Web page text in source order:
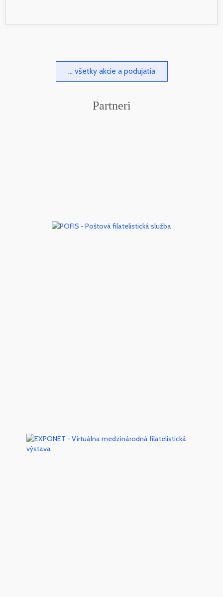
... všetky akcie a podujatia
Partneri